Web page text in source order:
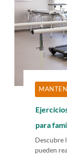
para
Descubre
pueden